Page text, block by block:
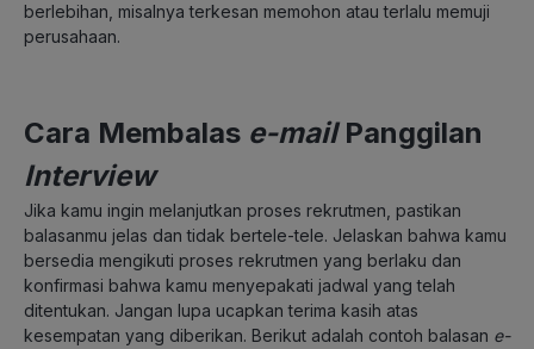
berlebihan, misalnya terkesan memohon atau terlalu memuji
perusahaan.
Cara Membalas e-mailPanggilan
Interview
Jika kamu ingin melanjutkan proses rekrutmen, pastikan
balasanmu jelas dan tidak bertele-tele. Jelaskan bahwa kamu
bersedia mengikuti proses rekrutmen yang berlaku dan
konfirmasi bahwa kamu menyepakati jadwal yang telah
ditentukan. Jangan lupa ucapkan terima kasih atas
kesempatan yang diberikan. Berikut adalah contoh balasan e-